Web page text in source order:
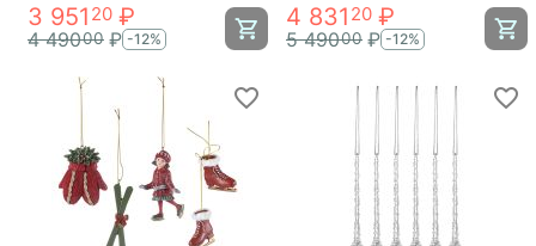
3 951 20 ₽
4 49000 ₽ -12%
4 831 20 ₽
5 49000 ₽ -12%